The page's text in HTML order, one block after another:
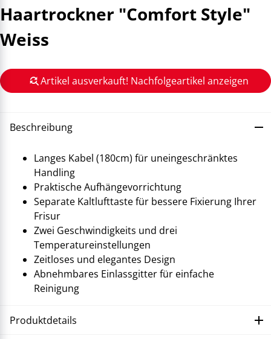
Haartrockner "Comfort Style"
Weiss
Artikel ausverkauft! Nachfolgeartikel anzeigen
Beschreibung
Langes Kabel (180cm) für uneingeschränktes
Handling
Praktische Aufhängevorrichtung
Separate Kaltlufttaste für bessere Fixierung Ihrer
Frisur
Zwei Geschwindigkeits und drei
Temperatureinstellungen
Zeitloses und elegantes Design
Abnehmbares Einlassgitter für einfache
Reinigung
Produktdetails